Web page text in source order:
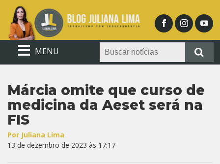
MENU
Márcia omite que curso de
medicina da Aeset será na
FIS
Por Juliana Lima
13 de dezembro de 2023 às 17:17